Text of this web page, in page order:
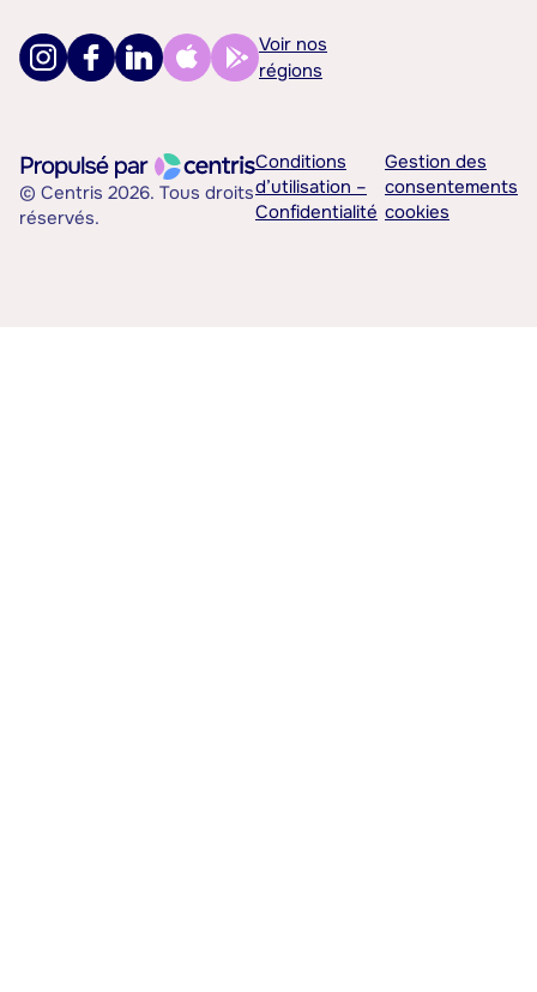
Voir nos
régions
© Centris 2026. Tous droits
réservés.
Conditions
d’utilisation –
Confidentialité
Gestion des
consentements
cookies